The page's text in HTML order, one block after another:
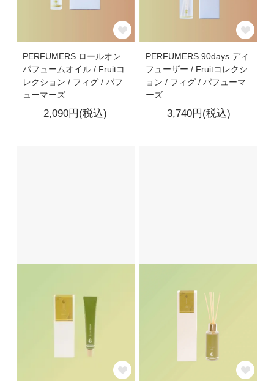
PERFUMERS ロールオン
パフュームオイル / Fruitコ
レクション / フィグ / パフ
ューマーズ
2,090円(税込)
PERFUMERS 90days ディ
フューザー / Fruitコレクシ
ョン / フィグ / パフューマ
ーズ
3,740円(税込)